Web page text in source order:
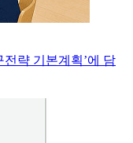
전략 기본계획’에 담